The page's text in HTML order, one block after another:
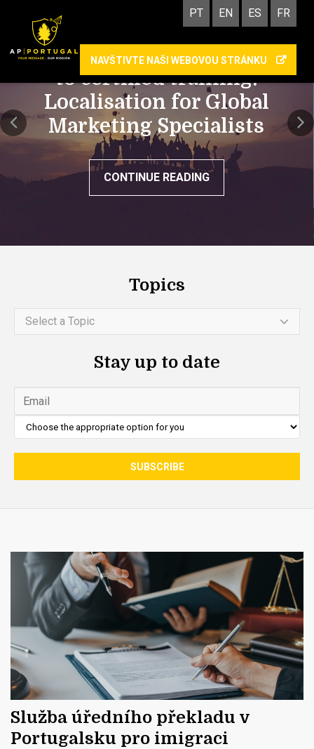
PT EN ES FR
NAVŠTIVTE NAŠI WEBOVOU STRÁNKU
AP | PORTUGAL commits
to certified training:
Localisation for Global
Marketing Specialists
CONTINUE READING
Topics
Select a Topic
Stay up to date
Služba úředního překladu v
Portugalsku pro imigraci